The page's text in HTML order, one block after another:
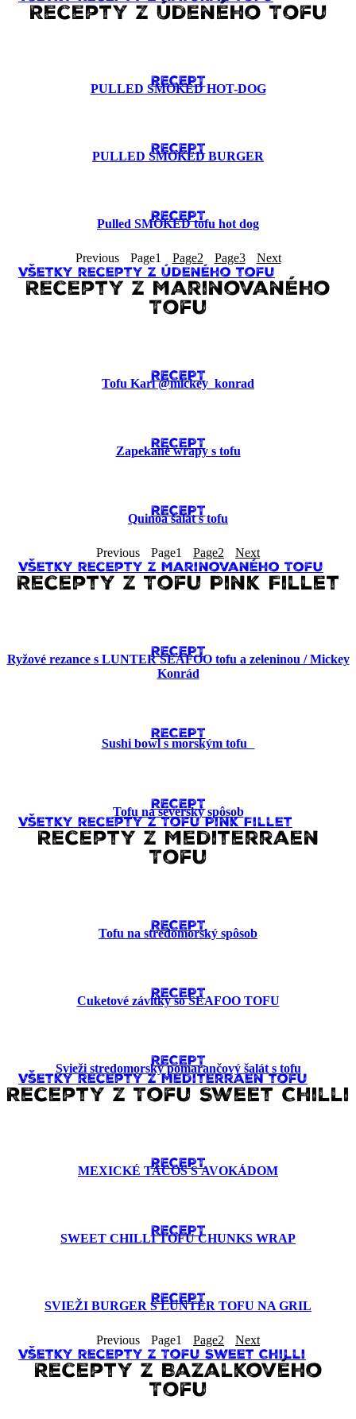
Recepty z Údeného Tofu
RECEPT
PULLED SMOKED HOT-DOG
RECEPT
PULLED SMOKED BURGER
RECEPT
Pulled SMOKED tofu hot dog
Previous Page1 Page2 Page3 Next
Všetky recepty z Údeného tofu
Recepty z Marinovaného
Tofu
RECEPT
Tofu Kari @mickey_konrad
RECEPT
Zapekané wrapy s tofu
RECEPT
Quinoa šalát s tofu
Previous Page1 Page2 Next
Všetky recepty z Marinovaného Tofu
Recepty z Tofu Pink Fillet
RECEPT
Ryžové rezance s LUNTER SEAFOO tofu a zeleninou / Mickey
Konrád
RECEPT
Sushi bowl s morským tofu
RECEPT
Tofu na severský spôsob
Všetky recepty z Tofu Pink Fillet
Recepty z Mediterraen
Tofu
RECEPT
Tofu na stredomorský spôsob
RECEPT
Cuketové závitky so SEAFOO TOFU
RECEPT
Svieži stredomorský pomarančový šalát s tofu
Všetky recepty z Mediterraen tofu
Recepty z Tofu Sweet Chilli
RECEPT
MEXICKÉ TACOS S AVOKÁDOM
RECEPT
SWEET CHILLI TOFU CHUNKS WRAP
RECEPT
SVIEŽI BURGER S LUNTER TOFU NA GRIL
Previous Page1 Page2 Next
Všetky recepty z Tofu Sweet Chilli
Recepty z Bazalkového
Tofu